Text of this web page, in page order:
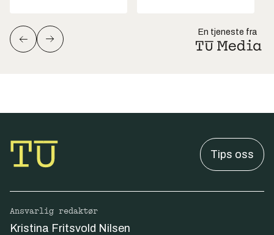
En tjeneste fra
Tips oss
Ansvarlig redaktør
Kristina Fritsvold Nilsen